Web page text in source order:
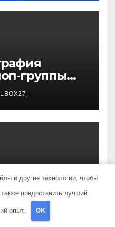
группы
музыка
—
его
и
и другие технологии, чтобы
предоставить лучший
опыт. OK